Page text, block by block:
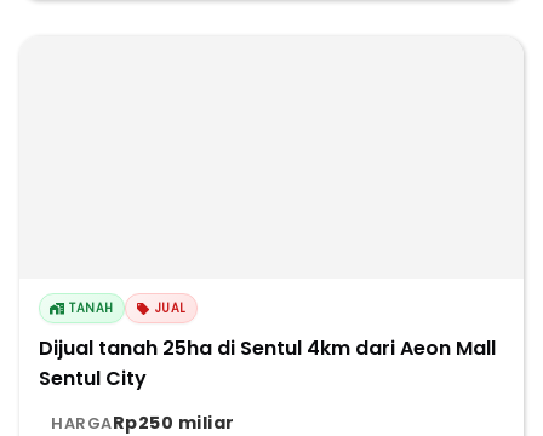
TANAH JUAL
Dijual tanah 25ha di Sentul 4km dari Aeon Mall
Sentul City
HARGARp250 miliar